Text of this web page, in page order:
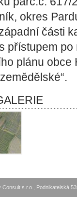
okres
části
přístupem
plánu obce
s.r.o., Podnikatelská